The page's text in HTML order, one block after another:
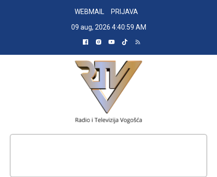
WEBMAIL
PRIJAVA
09 aug, 2026 4:41:00 AM